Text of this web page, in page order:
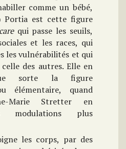
comme un bébé,
Portia est cette figure
qui passe les seuils,
et les races, qui
les vulnérabilités et qui
des autres. Elle en
sorte la figure
élémentaire, quand
Marie Stretter en
modulations plus
les corps, par des